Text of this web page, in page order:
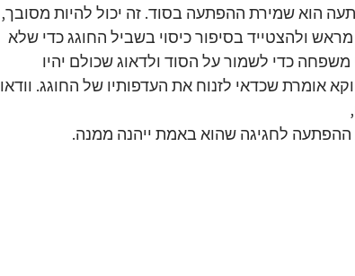
הוא שמירת ההפתעה בסוד. זה יכול להיות מסובך,
ולהצטייד בסיפור כיסוי בשביל החוגג כדי שלא
כדי לשמור על הסוד ולדאוג שכולם יהיו
אומרת שכדאי לזנוח את העדפותיו של החוגג. וודאו
לחגיגה שהוא באמת ייהנה ממנה.